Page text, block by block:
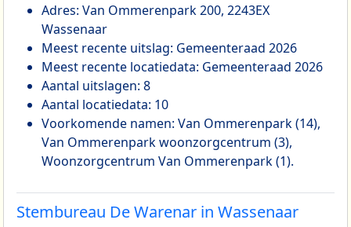
Adres: Van Ommerenpark 200, 2243EX
Wassenaar
Meest recente uitslag: Gemeenteraad 2026
Meest recente locatiedata: Gemeenteraad 2026
Aantal uitslagen: 8
Aantal locatiedata: 10
Voorkomende namen: Van Ommerenpark (14),
Van Ommerenpark woonzorgcentrum (3),
Woonzorgcentrum Van Ommerenpark (1).
Stembureau De Warenar in Wassenaar